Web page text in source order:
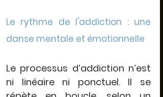
Le rythme de l'addiction : une
danse mentale et émotionnelle
ni linéaire ni ponctuel